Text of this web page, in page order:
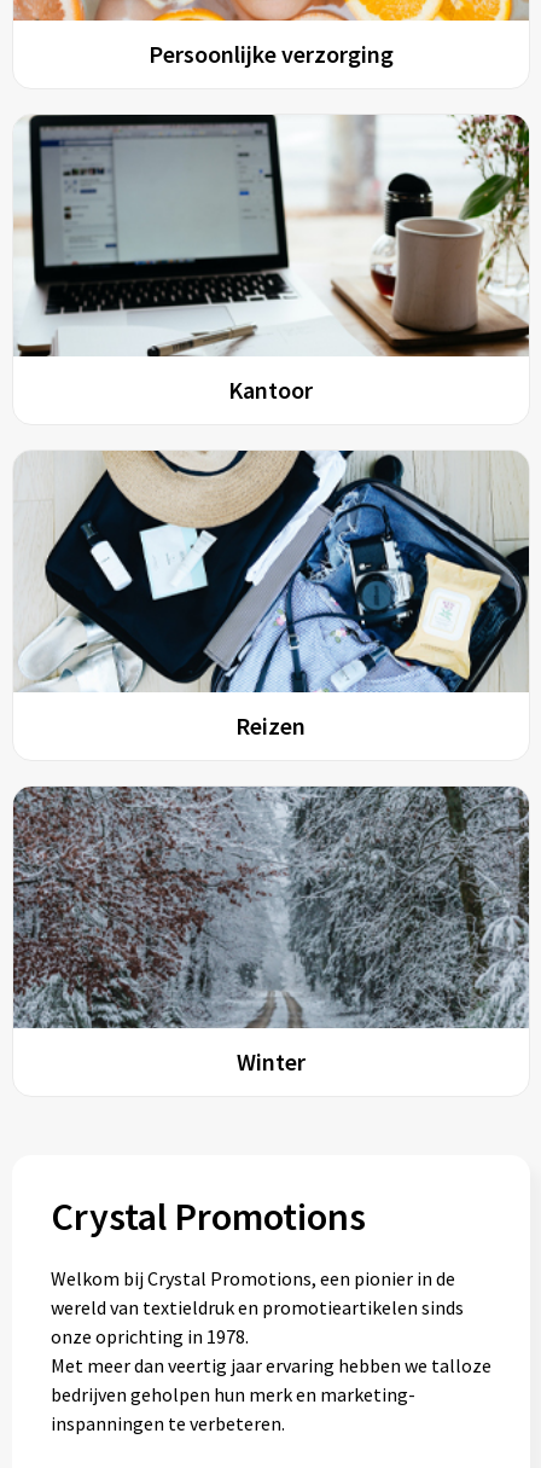
Persoonlijke verzorging
Kantoor
Reizen
Winter
Crystal Promotions
Welkom bij Crystal Promotions, een pionier in de
wereld van textieldruk en promotieartikelen sinds
onze oprichting in 1978.
Met meer dan veertig jaar ervaring hebben we talloze
bedrijven geholpen hun merk en marketing-
inspanningen te verbeteren.